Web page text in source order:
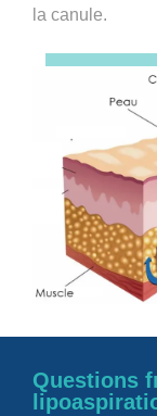
la canule.
Questions